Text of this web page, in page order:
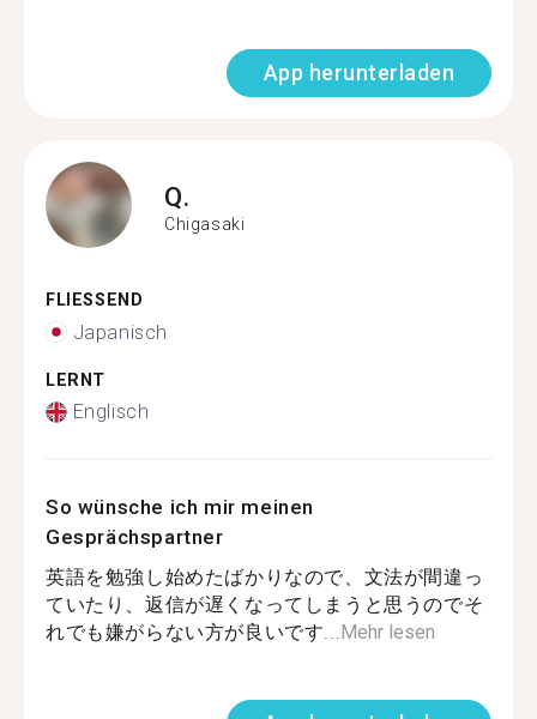
App herunterladen
Q.
Chigasaki
FLIESSEND
Japanisch
LERNT
Englisch
So wünsche ich mir meinen
Gesprächspartner
英語を勉強し始めたばかりなので、文法が間違っ
ていたり、返信が遅くなってしまうと思うのでそ
れでも嫌がらない方が良いです...Mehr lesen